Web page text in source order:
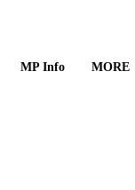
MP Info MORE